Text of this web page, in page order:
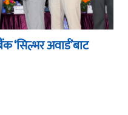
‘सिल्भर अवार्ड’बाट